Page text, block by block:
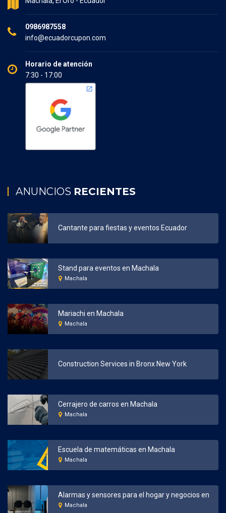
0986987558
info@ecuadorcupon.com
Horario de atención
7:30 - 17:00
ANUNCIOS RECIENTES
Cantante para fiestas y eventos Ecuador
Stand para eventos en Machala
Machala
Mariachi en Machala
Machala
Construction Services in Bronx New York
Cerrajero de carros en Machala
Machala
Escuela de matemáticas en Machala
Machala
Machala